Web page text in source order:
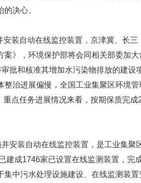
决心。
装自动在线监控装置，京津冀、长三
》，环境保护部将会同相关部委加大
批和核准其增加水污染物排放的建设
治进展偏慢，全国工业集聚区环境管
点任务进展情况来看，按期保质完成
安装自动在线监控装置，是工业集聚
建成1746家已设置在线监测装置，完
中污水处理设施建设、在线监测装置